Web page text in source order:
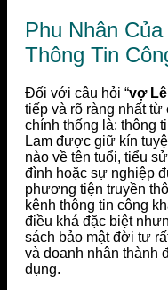
Phu Nhân
Thông Tin
Đối với câu hỏi “vợ
tiếp và rõ ràng nhất từ
chính thống là: thông
Lam được giữ kín
nào về tên tuổi, tiểu
đình hoặc sự nghiệp
phương tiện truyền
kênh thông tin công
điều khá đặc biệt
sách bảo mật đời tư
và doanh nhân thành
dụng.